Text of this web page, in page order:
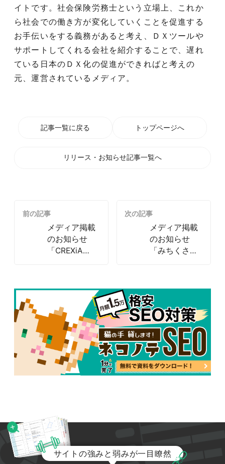
イトです。社会保険労務士という立場上、これか
ら社会での働き方が変化していくことを促進する
お手伝いをする義務があると考え、ＤＸツールや
サポートしてくれる会社を紹介することで、遅れ
ている日本のＤＸ化の促進ができればと考えの
元、運営されているメディア。
記事一覧に戻る トップページへ
リリース・お知らせ記事一覧へ
前の記事
メディア掲載
のお知らせ
「CREXiA
次の記事
メディア掲載
のお知らせ
「みちくさス
サイトの強みと弱みが一目瞭然